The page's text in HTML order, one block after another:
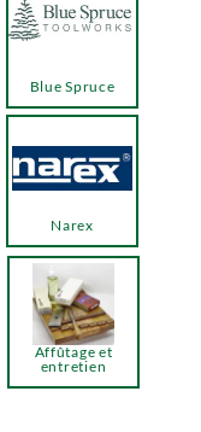
Blue Spruce
Narex
Affûtage et
entretien